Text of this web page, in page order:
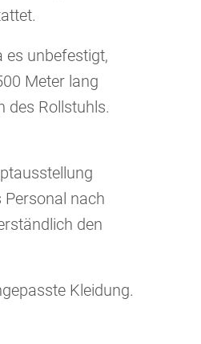
es unbefestigt,
Meter lang
des Rollstuhls.
nach
den
Kleidung.